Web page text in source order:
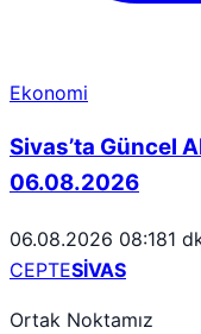
Ekonomi
Sivas’ta Güncel
06.08.2026
06.08.2026 08:181
CEPTESİVAS
Ortak Noktamız